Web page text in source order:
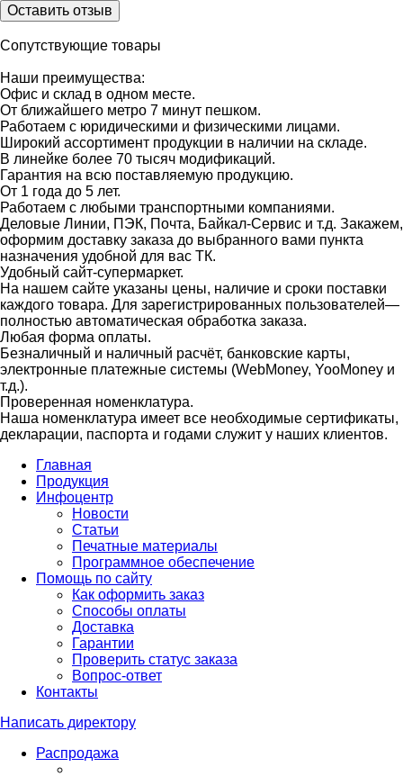
Оставить отзыв
Сопутствующие товары
Наши преимущества:
Офис и склад в одном месте.
От ближайшего метро 7 минут пешком.
Работаем с юридическими и физическими лицами.
Широкий ассортимент продукции в наличии на складе.
В линейке более 70 тысяч модификаций.
Гарантия на всю поставляемую продукцию.
От 1 года до 5 лет.
Работаем с любыми транспортными компаниями.
Деловые Линии, ПЭК, Почта, Байкал-Сервис и т.д. Закажем,
оформим доставку заказа до выбранного вами пункта
назначения удобной для вас ТК.
Удобный сайт-супермаркет.
На нашем сайте указаны цены, наличие и сроки поставки
каждого товара. Для зарегистрированных пользователей—
полностью автоматическая обработка заказа.
Любая форма оплаты.
Безналичный и наличный расчёт, банковские карты,
электронные платежные системы (WebMoney, YooMoney и
т.д.).
Проверенная номенклатура.
Наша номенклатура имеет все необходимые сертификаты,
декларации, паспорта и годами служит у наших клиентов.
Главная
Продукция
Инфоцентр
Новости
Статьи
Печатные материалы
Программное обеспечение
Помощь по сайту
Как оформить заказ
Способы оплаты
Доставка
Гарантии
Проверить статус заказа
Вопрос-ответ
Контакты
Написать директору
Распродажа